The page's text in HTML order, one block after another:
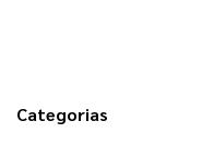
Categorias